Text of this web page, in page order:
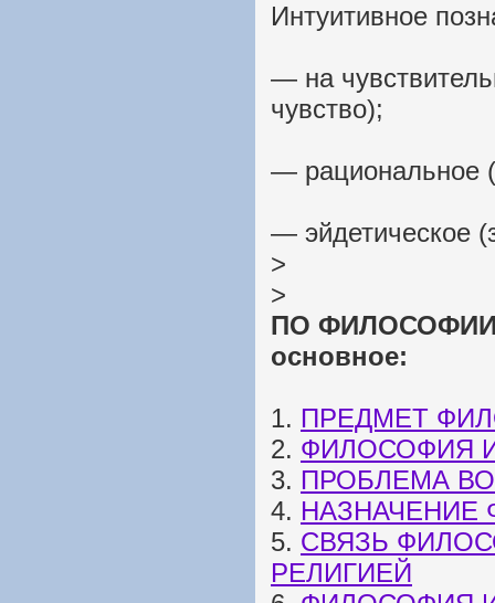
Интуитивное
— на
чувство);
— рациональное
— эйдетическое
>
>
ПО ФИЛОСОФИИ:
основное:
1. ПРЕДМЕТ
2. ФИЛОСОФИЯ
3. ПРОБЛЕМА
4. НАЗНАЧЕНИЕ
5. СВЯЗЬ
РЕЛИГИЕЙ